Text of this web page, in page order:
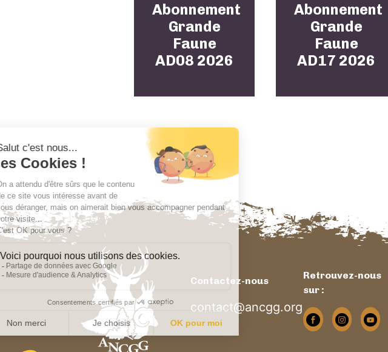
Abonnement
Grande
Faune
AD08 2026
Abonnement
Grande
Faune
AD17 2026
Contactez-nous
contact@ancgg.org
Retrouvez-nous
sur :